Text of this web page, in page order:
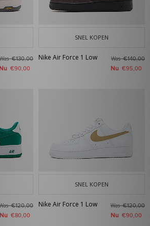
Was€130,00
Nu €90,00
SNEL KOPEN
Nike Air Force 1 Low Was€140,00
Nu €95,00
€120,00
Nu €80,00
SNEL KOPEN
Nike Air Force 1 Low Was€120,00
Nu €90,00